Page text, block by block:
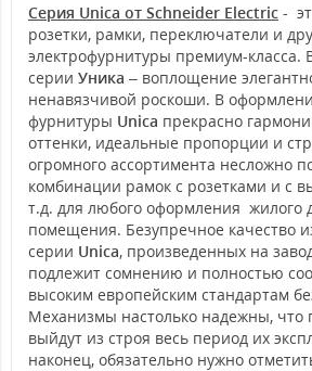
Серия Unica от Schneider Electric -
розетки, рамки, переключатели и
электрофурнитуры премиум-класса.
серии Уника – воплощение
ненавязчивой роскоши. В
фурнитуры Unica прекрасно
оттенки, идеальные пропорции и
огромного ассортимента несложно
комбинации рамок с розетками и с
т.д. для любого оформления жилого
помещения. Безупречное качество
серии Unica, произведенных на
подлежит сомнению и полностью
высоким европейским стандартам
Механизмы настолько надежны, что
выйдут из строя весь период их
наконец, обязательно нужно